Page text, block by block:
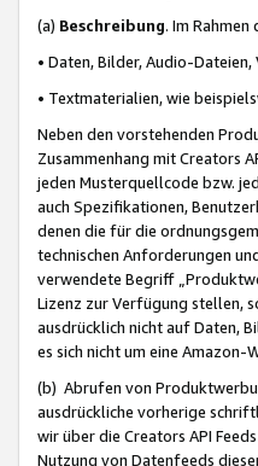
(a) Beschreibung. Im
• Daten, Bilder, Audio-
• Textmaterialien, wie
Neben den vorstehenden
Zusammenhang mit Creators
jeden Musterquellcode bzw.
auch Spezifikationen,
denen die für die
technischen Anforderungen
verwendete Begriff
Lizenz zur Verfügung stellen,
ausdrücklich nicht auf Daten,
es sich nicht um eine Amazon-
(b) Abrufen von
ausdrückliche vorherige
wir über die Creators API
Nutzung von Datenfeeds